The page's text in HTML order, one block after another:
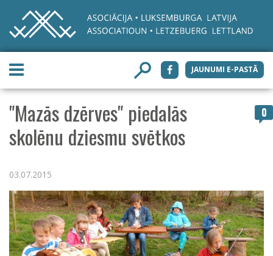
JAUNUMI E-PASTĀ
"Mazās dzērves" piedalās
skolēnu dziesmu svētkos
0
03.07.2015